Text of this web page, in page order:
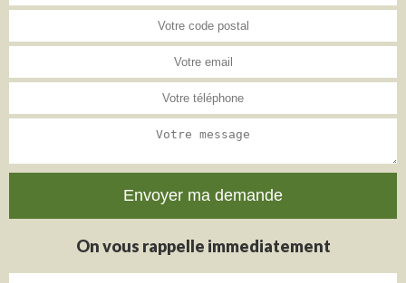
On vous rappelle immediatement